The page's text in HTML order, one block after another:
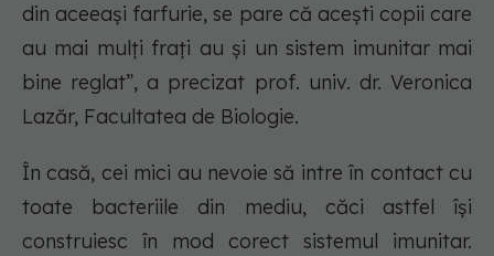
din aceeași farfurie, se pare că acești copii care
au mai mulți frați au și un sistem imunitar mai
bine reglat”, a precizat prof. univ. dr. Veronica
Lazăr, Facultatea de Biologie.
În casă, cei mici au nevoie să intre în contact cu
toate bacteriile din mediu, căci astfel își
construiesc în mod corect sistemul imunitar.